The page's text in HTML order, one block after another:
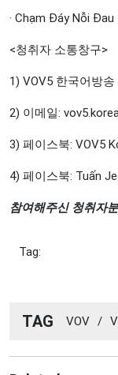
· Chạm Đáy Nỗi Đau
<청취자 소통창구>
1) VOV5 한국어방
2) 이메일:
3) 페이스북: VOV5
4) 페이스북: Tuấn
참여해주신 청취자
Tag:
TAG VOV /